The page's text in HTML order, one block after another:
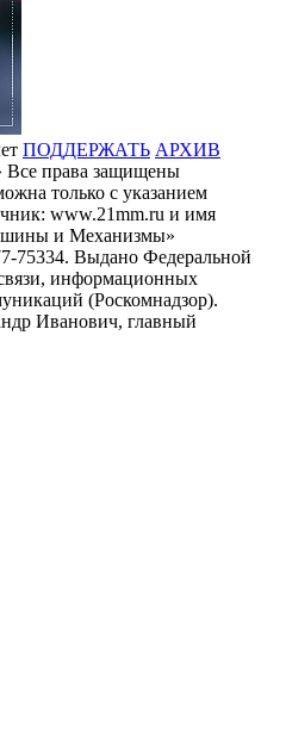
ПОДДЕРЖАТЬ АРХИВ
права защищены
только с указанием
www.21mm.ru и имя
и Механизмы»
75334. Выдано Федеральной
информационных
(Роскомнадзор).
Иванович, главный